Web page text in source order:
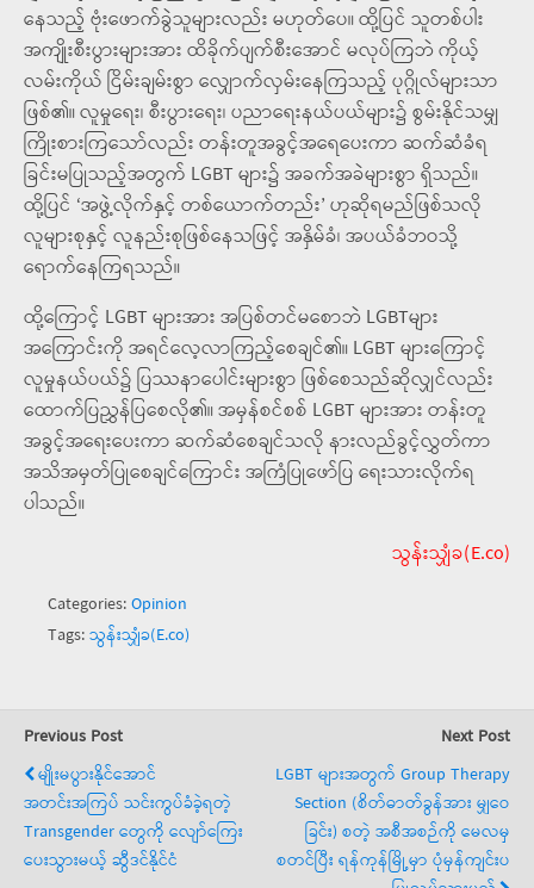
နေသည့် ဗုံးဖောက်ခွဲသူများလည်း မဟုတ်ပေ။ ထို့ပြင် သူတစ်ပါး
အကျိုးစီးပွားများအား ထိခိုက်ပျက်စီးအောင် မလုပ်ကြဘဲ ကိုယ့်
လမ်းကိုယ် ငြိမ်းချမ်းစွာ လျှောက်လှမ်းနေကြသည့် ပုဂ္ဂိုလ်များသာ
ဖြစ်၏။ လူမှုရေး၊ စီးပွားရေး၊ ပညာရေးနယ်ပယ်များ၌ စွမ်းနိုင်သမျှ
ကြိုးစားကြသော်လည်း တန်းတူအခွင့်အရေပေးကာ ဆက်ဆံခံရ
ခြင်းမပြုသည့်အတွက် LGBT များ၌ အခက်အခဲများစွာ ရှိသည်။
ထို့ပြင် ‘အဖွဲ့လိုက်နှင့် တစ်ယောက်တည်း’ ဟုဆိုရမည်ဖြစ်သလို
လူများစုနှင့် လူနည်းစုဖြစ်နေသဖြင့် အနှိမ်ခံ၊ အပယ်ခံဘဝသို့
ရောက်နေကြရသည်။
ထို့ကြောင့် LGBT များအား အပြစ်တင်မစောဘဲ LGBTများ
အကြောင်းကို အရင်လေ့လာကြည့်စေချင်၏။ LGBT များကြောင့်
လူမှုနယ်ပယ်၌ ပြဿနာပေါင်းများစွာ ဖြစ်စေသည်ဆိုလျှင်လည်း
ထောက်ပြညွှန်ပြစေလို၏။ အမှန်စင်စစ် LGBT များအား တန်းတူ
အခွင့်အရေးပေးကာ ဆက်ဆံစေချင်သလို နားလည်ခွင့်လွှတ်ကာ
အသိအမှတ်ပြုစေချင်ကြောင်း အကြံပြုဖော်ပြ ရေးသားလိုက်ရ
ပါသည်။
သွန်းသျှံခ(E.co)
Categories:Opinion
Tags:သွန်းသျှံခ(E.co)
Previous Post
မျိုးမပွားနိုင်အောင်
အတင်းအကြပ် သင်းကွပ်ခံခဲ့ရတဲ့
Transgender တွေကို လျော်ကြေး
ပေးသွားမယ့် ဆွီဒင်နိုင်ငံ
Next Post
LGBT များအတွက် Group Therapy
Section (စိတ်ဓာတ်ခွန်အား မျှဝေ
ခြင်း) စတဲ့ အစီအစဉ်ကို မေလမှ
စတင်ပြီး ရန်ကုန်မြို့မှာ ပုံမှန်ကျင်းပ